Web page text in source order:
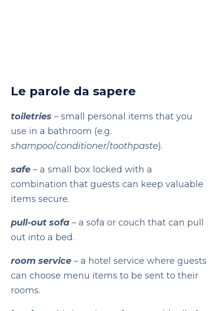
Le parole da sapere
toiletries – small personal items that you
use in a bathroom (e.g.
shampoo/conditioner/toothpaste).
safe– a small box locked with a
combination that guests can keep valuable
items secure.
pull-out sofa – a sofa or couch that can pull
out into a bed.
room service – a hotel service where guests
can choose menu items to be sent to their
rooms.